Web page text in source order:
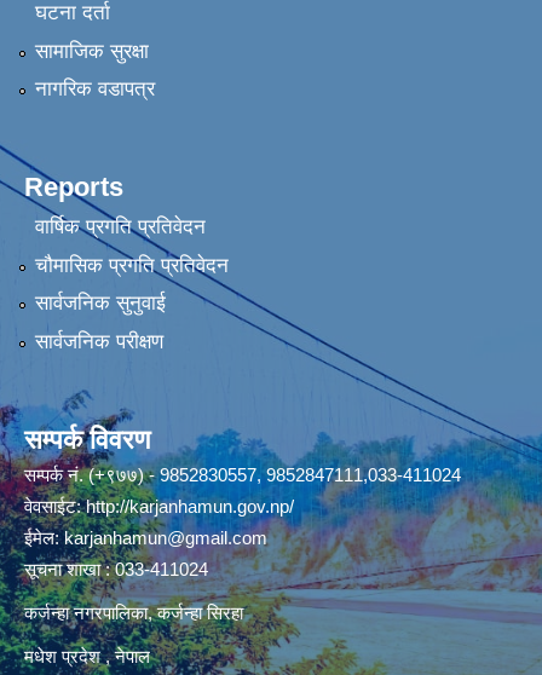
घटना दर्ता
सामाजिक सुरक्षा
नागरिक वडापत्र
Reports
वार्षिक प्रगति प्रतिवेदन
चौमासिक प्रगति प्रतिवेदन
सार्वजनिक सुनुवाई
सार्वजनिक परीक्षण
सम्पर्क विवरण
सम्पर्क नं. (+९७७) - 9852830557, 9852847111,033-411024
वेवसाईट:http://karjanhamun.gov.np/
ईमेल:karjanhamun@gmail.com
सूचना शाखा : 033-411024
कर्जन्हा नगरपालिका, कर्जन्हा सिरहा
मधेश प्रदेश , नेपाल